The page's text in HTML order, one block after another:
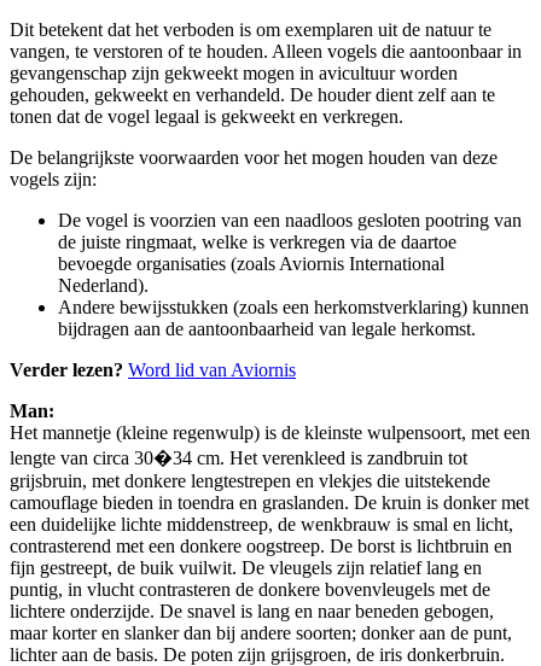
Dit betekent dat het verboden is om exemplaren uit de natuur te
vangen, te verstoren of te houden. Alleen vogels die aantoonbaar in
gevangenschap zijn gekweekt mogen in avicultuur worden
gehouden, gekweekt en verhandeld. De houder dient zelf aan te
tonen dat de vogel legaal is gekweekt en verkregen.
De belangrijkste voorwaarden voor het mogen houden van deze
vogels zijn:
De vogel is voorzien van een naadloos gesloten pootring van
de juiste ringmaat, welke is verkregen via de daartoe
bevoegde organisaties (zoals Aviornis International
Nederland).
Andere bewijsstukken (zoals een herkomstverklaring) kunnen
bijdragen aan de aantoonbaarheid van legale herkomst.
Verder lezen? Word lid van Aviornis
Man:
Het mannetje (kleine regenwulp) is de kleinste wulpensoort, met een
lengte van circa 30�34 cm. Het verenkleed is zandbruin tot
grijsbruin, met donkere lengtestrepen en vlekjes die uitstekende
camouflage bieden in toendra en graslanden. De kruin is donker met
een duidelijke lichte middenstreep, de wenkbrauw is smal en licht,
contrasterend met een donkere oogstreep. De borst is lichtbruin en
fijn gestreept, de buik vuilwit. De vleugels zijn relatief lang en
puntig, in vlucht contrasteren de donkere bovenvleugels met de
lichtere onderzijde. De snavel is lang en naar beneden gebogen,
maar korter en slanker dan bij andere soorten; donker aan de punt,
lichter aan de basis. De poten zijn grijsgroen, de iris donkerbruin.